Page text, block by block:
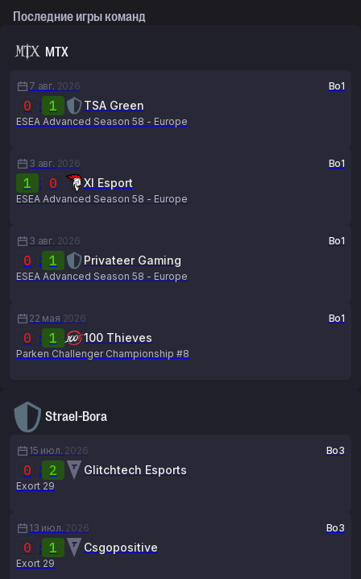
Последние игры команд
MTX
7 авг. 2026 Bo1
0 : 1 TSA Green
ESEA Advanced Season 58 - Europe
3 авг. 2026 Bo1
1 : 0 XI Esport
ESEA Advanced Season 58 - Europe
3 авг. 2026 Bo1
0 : 1 Privateer Gaming
ESEA Advanced Season 58 - Europe
22 мая 2026 Bo1
0 : 1 100 Thieves
Parken Challenger Championship #8
Strael-Bora
15 июл. 2026 Bo3
0 : 2 Glitchtech Esports
Exort 29
13 июл. 2026 Bo3
0 : 1 Csgopositive
Exort 29